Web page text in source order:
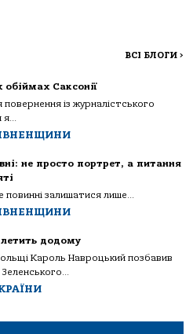
ВСІ БЛОГИ >
обіймах Саксонії
повернення із журналістського
я...
не просто портрет, а питання
повинні залишатися лише...
додому
Кароль Навроцький позбавив